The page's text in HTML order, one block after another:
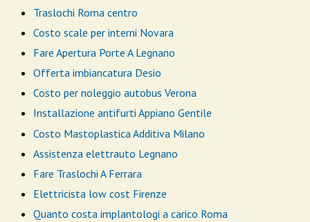
Traslochi Roma centro
Costo scale per interni Novara
Fare Apertura Porte A Legnano
Offerta imbiancatura Desio
Costo per noleggio autobus Verona
Installazione antifurti Appiano Gentile
Costo Mastoplastica Additiva Milano
Assistenza elettrauto Legnano
Fare Traslochi A Ferrara
Elettricista low cost Firenze
Quanto costa implantologi a carico Roma